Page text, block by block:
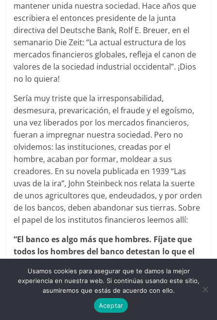
mantener unida nuestra sociedad. Hace años que
escribiera el entonces presidente de la junta
directiva del Deutsche Bank, Rolf E. Breuer, en el
semanario Die Zeit: “La actual estructura de los
mercados financieros globales, refleja el canon de
valores de la sociedad industrial occidental”. ¡Dios
no lo quiera!
Sería muy triste que la irresponsabilidad,
desmesura, prevaricación, el fraude y el egoísmo,
una vez liberados por los mercados financieros,
fueran a impregnar nuestra sociedad. Pero no
olvidemos: las instituciones, creadas por el
hombre, acaban por formar, moldear a sus
creadores. En su novela publicada en 1939 “Las
uvas de la ira”, John Steinbeck nos relata la suerte
de unos agricultores que, endeudados, y por orden
de los bancos, deben abandonar sus tierras. Sobre
el papel de los institutos financieros leemos allí:
“El banco es algo más que hombres. Fíjate que
todos los hombres del banco detestan lo que el
banco es algo más que hombres, créeme. Es el
monstruo. Los hombres lo crearon, pero no lo
Usamos cookies para asegurar que te damos la mejor
experiencia en nuestra web. Si continúas usando este sitio,
asumiremos que estás de acuerdo con ello.
Aceptar